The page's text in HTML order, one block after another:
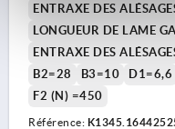
ENTRAXE DES
LONGUEUR DE LAME
ENTRAXE DES
B2=28
B3=10 D1=6,6
F2 (N) =450
Référence: